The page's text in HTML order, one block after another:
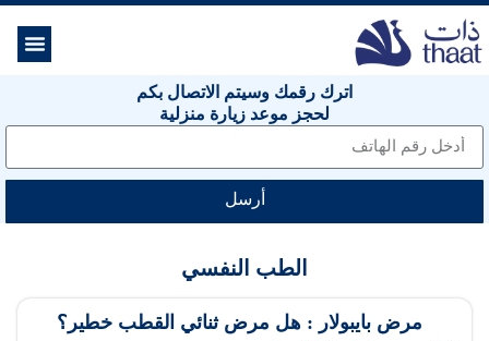
اترك رقمك وسيتم الاتصال بكم
لحجز موعد زيارة منزلية
أرسل
الطب النفسي
مرض بايبولار : هل مرض ثنائي القطب خطير؟